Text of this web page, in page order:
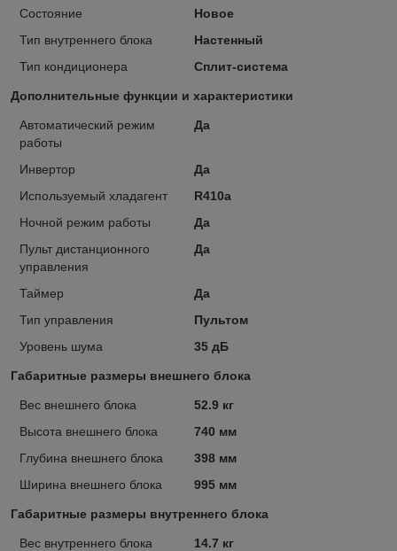
Состояние
Новое
Тип внутреннего блока
Настенный
Тип кондиционера
Сплит-система
Дополнительные функции и характеристики
Автоматический режим
работы
Да
Инвертор
Да
Используемый хладагент
R410a
Ночной режим работы
Да
Пульт дистанционного
управления
Да
Таймер
Да
Тип управления
Пультом
Уровень шума
35 дБ
Габаритные размеры внешнего блока
Вес внешнего блока
52.9 кг
Высота внешнего блока
740 мм
Глубина внешнего блока
398 мм
Ширина внешнего блока
995 мм
Габаритные размеры внутреннего блока
Вес внутреннего блока
14.7 кг